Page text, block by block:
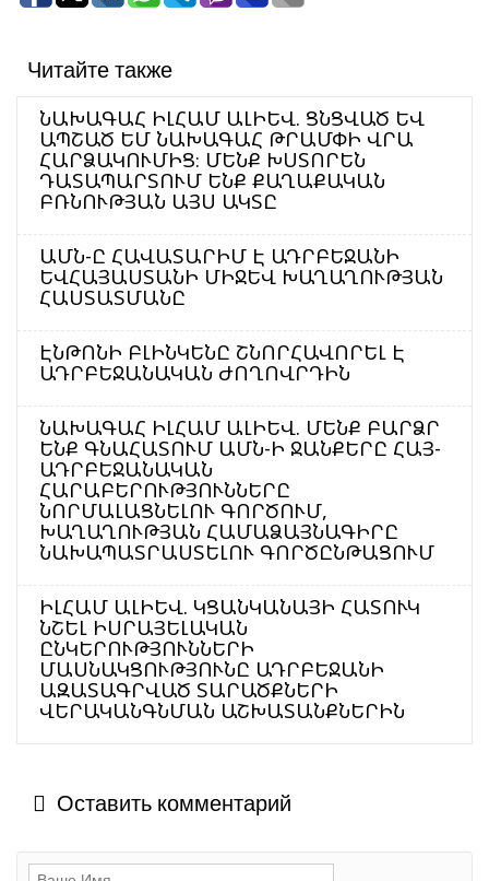
Читайте также
ՆԱԽԱԳԱՀ ԻԼՀԱՄ ԱԼԻԵՎ. ՑՆՑՎԱԾ ԵՎ
ԱՊՇԱԾ ԵՄ ՆԱԽԱԳԱՀ ԹՐԱՄՓԻ ՎՐԱ
ՀԱՐՁԱԿՈՒՄԻՑ։ ՄԵՆՔ ԽՍՏՈՐԵՆ
ԴԱՏԱՊԱՐՏՈՒՄ ԵՆՔ ՔԱՂԱՔԱԿԱՆ
ԲՌՆՈՒԹՅԱՆ ԱՅՍ ԱԿՏԸ
ԱՄՆ-Ը ՀԱՎԱՏԱՐԻՄ Է ԱԴՐԲԵՋԱՆԻ
ԵՎՀԱՅԱՍՏԱՆԻ ՄԻՋԵՎ ԽԱՂԱՂՈՒԹՅԱՆ
ՀԱՍՏԱՏՄԱՆԸ
ԷՆԹՈՆԻ ԲԼԻՆԿԵՆԸ ՇՆՈՐՀԱՎՈՐԵԼ Է
ԱԴՐԲԵՋԱՆԱԿԱՆ ԺՈՂՈՎՐԴԻՆ
ՆԱԽԱԳԱՀ ԻԼՀԱՄ ԱԼԻԵՎ. ՄԵՆՔ ԲԱՐՁՐ
ԵՆՔ ԳՆԱՀԱՏՈՒՄ ԱՄՆ-Ի ՋԱՆՔԵՐԸ ՀԱՅ-
ԱԴՐԲԵՋԱՆԱԿԱՆ
ՀԱՐԱԲԵՐՈՒԹՅՈՒՆՆԵՐԸ
ՆՈՐՄԱԼԱՑՆԵԼՈՒ ԳՈՐԾՈՒՄ,
ԽԱՂԱՂՈՒԹՅԱՆ ՀԱՄԱՁԱՅՆԱԳԻՐԸ
ՆԱԽԱՊԱՏՐԱՍՏԵԼՈՒ ԳՈՐԾԸՆԹԱՑՈՒՄ
ԻԼՀԱՄ ԱԼԻԵՎ. ԿՑԱՆԿԱՆԱՅԻ ՀԱՏՈՒԿ
ՆՇԵԼ ԻՍՐԱՅԵԼԱԿԱՆ
ԸՆԿԵՐՈՒԹՅՈՒՆՆԵՐԻ
ՄԱՍՆԱԿՑՈՒԹՅՈՒՆԸ ԱԴՐԲԵՋԱՆԻ
ԱԶԱՏԱԳՐՎԱԾ ՏԱՐԱԾՔՆԵՐԻ
ՎԵՐԱԿԱՆԳՆՄԱՆ ԱՇԽԱՏԱՆՔՆԵՐԻՆ
Оставить комментарий